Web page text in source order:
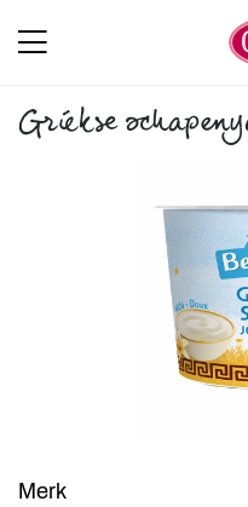
Griekse
Merk